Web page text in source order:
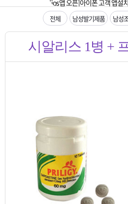
[무인택배함 이용 안내] 집 밖
전체 남성발기제품 남성
시알리스 1병 +